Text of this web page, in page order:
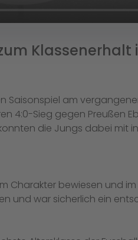
Klassenerhalt
Saisonspiel am
4:0-Sieg gegen Preußen
die Jungs dabei mit
Charakter bewiesen und
und war sicherlich ein